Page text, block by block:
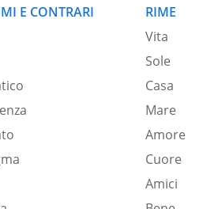
E CONTRARI
RIME
Vita
Sole
Casa
Mare
Amore
Cuore
Amici